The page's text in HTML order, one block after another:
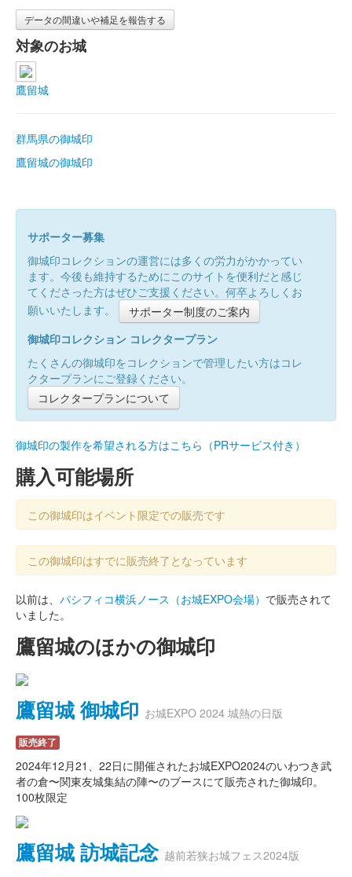
データの間違いや補足を報告する
対象のお城
鷹留城
群馬県の御城印
鷹留城の御城印
サポーター募集
御城印コレクションの運営には多くの労力がかかってい
ます。今後も維持するためにこのサイトを便利だと感じ
てくださった方はぜひご支援ください。何卒よろしくお
願いいたします。
サポーター制度のご案内
御城印コレクション コレクタープラン
たくさんの御城印をコレクションで管理したい方はコレ
クタープランにご登録ください。
コレクタープランについて
御城印の製作を希望される方はこちら（PRサービス付き）
購入可能場所
この御城印はイベント限定での販売です
この御城印はすでに販売終了となっています
以前は、 パシフィコ横浜ノース（お城EXPO会場） で販売されて
いました。
鷹留城のほかの御城印
鷹留城 御城印 お城EXPO 2024 城熱の日版
販売終了
2024年12月21、22日に開催されたお城EXPO2024のいわつき武
者の倉〜関東友城集結の陣〜のブースにて販売された御城印。
100枚限定
鷹留城 訪城記念 越前若狭お城フェス2024版